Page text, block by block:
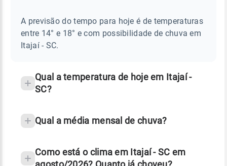
sobre
chuva
A previsão do tempo para hoje é de temperaturas
entre 14° e 18° e com possibilidade de chuva em
Itajaí - SC.
Qual a temperatura de hoje em Itajaí -
SC?
Qual a média mensal de chuva?
Como está o clima em Itajaí - SC em